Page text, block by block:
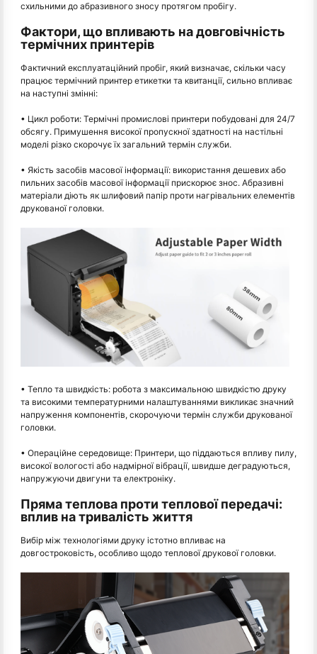
схильними до абразивного зносу протягом пробігу.
Фактори, що впливають на довговічність
термічних принтерів
Фактичний експлуатаційний пробіг, який визначає, скільки часу
працює термічний принтер етикетки та квитанції, сильно впливає
на наступні змінні:
• Цикл роботи: Термічні промислові принтери побудовані для 24/7
обсягу. Примушення високої пропускної здатності на настільні
моделі різко скорочує їх загальний термін служби.
• Якість засобів масової інформації: використання дешевих або
пильних засобів масової інформації прискорює знос. Абразивні
матеріали діють як шлифовий папір проти нагрівальних елементів
друкованої головки.
• Тепло та швидкість: робота з максимальною швидкістю друку
та високими температурними налаштуваннями викликає значний
напруження компонентів, скорочуючи термін служби друкованої
головки.
• Операційне середовище: Принтери, що піддаються впливу пилу,
високої вологості або надмірної вібрації, швидше деградуються,
напружуючи двигуни та електроніку.
Пряма теплова проти теплової передачі:
вплив на тривалість життя
Вибір між технологіями друку істотно впливає на
довгостроковість, особливо щодо теплової друкової головки.